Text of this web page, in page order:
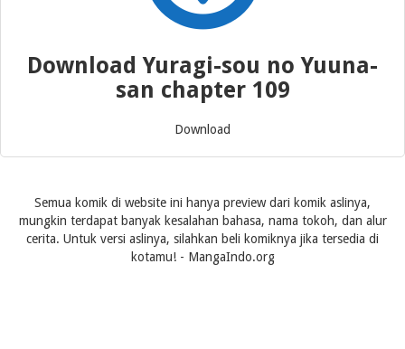
Download Yuragi-sou no Yuuna-
san chapter 109
Download
Semua komik di website ini hanya preview dari komik aslinya,
mungkin terdapat banyak kesalahan bahasa, nama tokoh, dan alur
cerita. Untuk versi aslinya, silahkan beli komiknya jika tersedia di
kotamu! - MangaIndo.org